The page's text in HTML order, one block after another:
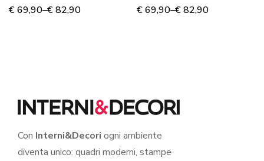
CAGNOLINO”
€69,90–€82,90
GATTINO”
€69,90–€82,90
Con Interni&Decori ogni ambiente
diventa unico: quadri moderni, stampe